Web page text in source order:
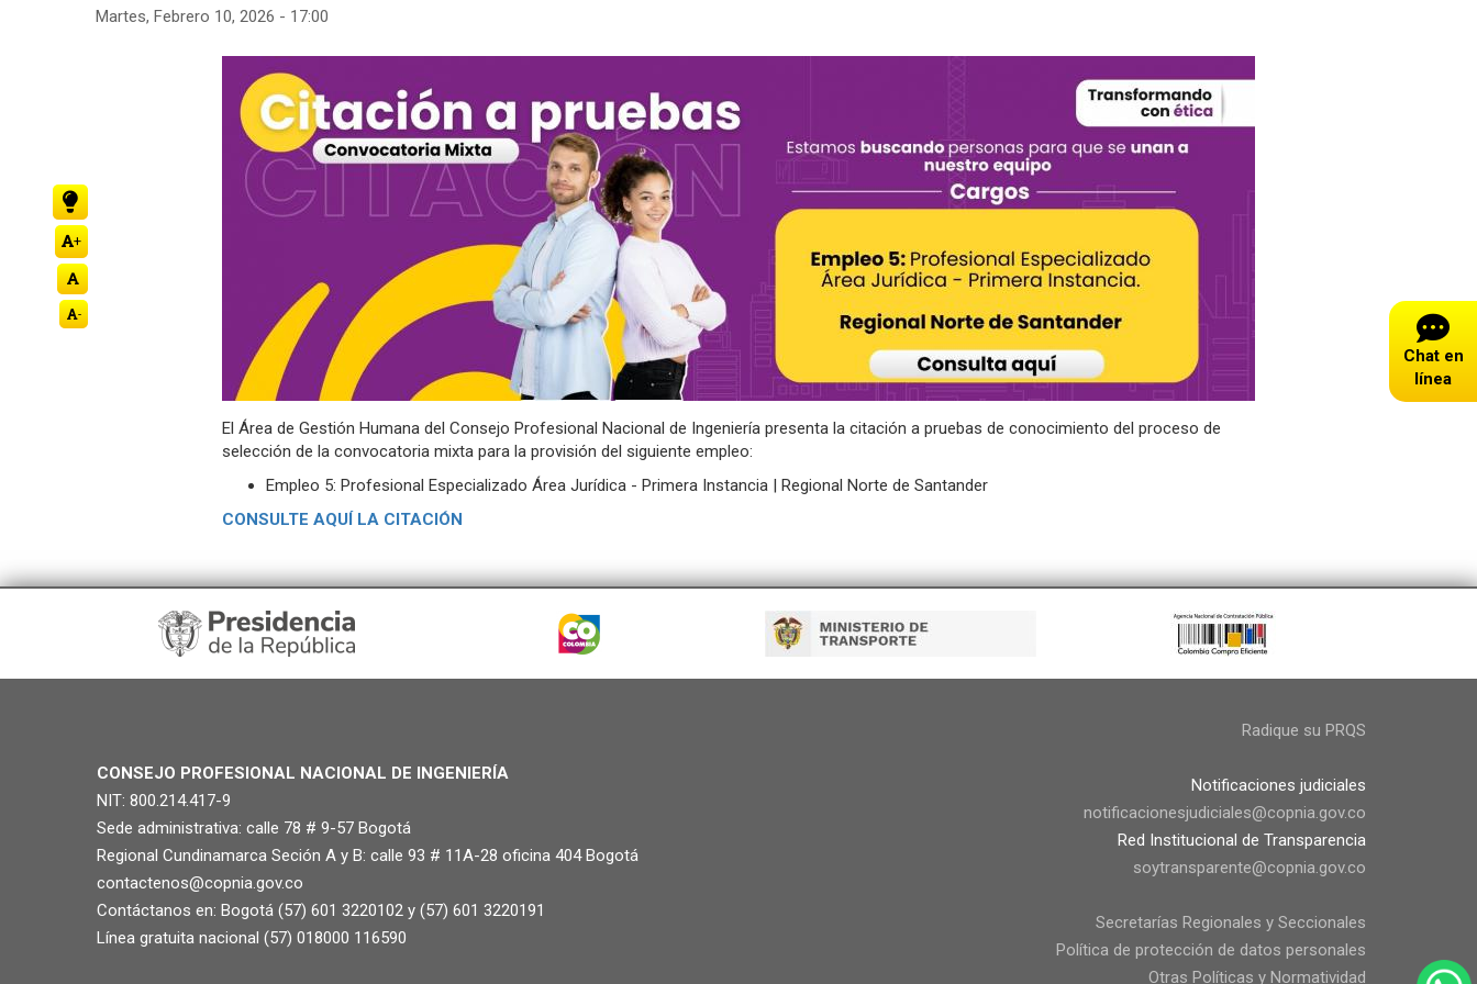
la
navegación
Martes, Febrero 10, 2026 - 17:00
El Área de Gestión Humana del Consejo Profesional Nacional de Ingeniería presenta la citación a pruebas de conocimiento del proceso de
selección de la convocatoria mixta para la provisión del siguiente empleo:
Empleo 5: Profesional Especializado Área Jurídica - Primera Instancia | Regional Norte de Santander
CONSULTE AQUÍ LA CITACIÓN
+
-
CONSEJO PROFESIONAL NACIONAL DE INGENIERÍA
NIT: 800.214.417-9
Sede administrativa: calle 78 # 9-57 Bogotá
Regional Cundinamarca Seción A y B: calle 93 # 11A-28 oficina 404 Bogotá
contactenos@copnia.gov.co
Contáctanos en: Bogotá (57) 601 3220102 y (57) 601 3220191
Línea gratuita nacional (57) 018000 116590
Radique su PRQS
Notificaciones judiciales
notificacionesjudiciales@copnia.gov.co
Red Institucional de Transparencia
soytransparente@copnia.gov.co
Secretarías Regionales y Seccionales
Política de protección de datos personales
Otras Políticas y Normatividad
Chat en
línea